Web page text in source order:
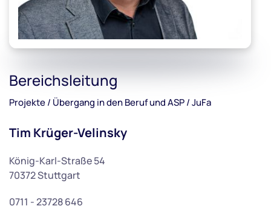
Bereichsleitung
Projekte / Übergang in den Beruf und ASP / JuFa
Tim Krüger-Velinsky
König-Karl-Straße 54
70372 Stuttgart
0711 - 23728 646